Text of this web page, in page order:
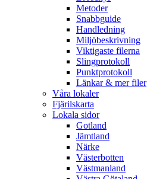
Metoder
Snabbguide
Handledning
Miljöbeskrivning
Viktigaste filerna
Slingprotokoll
Punktprotokoll
Länkar & mer filer
Våra lokaler
Fjärilskarta
Lokala sidor
Gotland
Jämtland
Närke
Västerbotten
Västmanland